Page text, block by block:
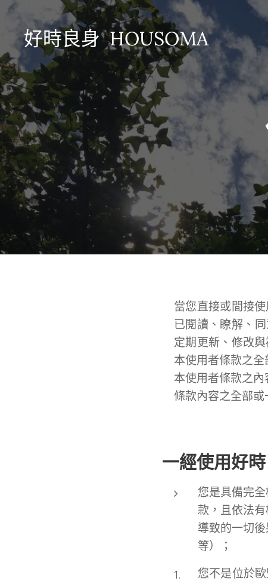
好時良身 HOUSOMA
當您直接或間接使
已閱讀、瞭解、
定期更新、修改
本使用者條款之
本使用者條款之
條款內容之全部
一經使用好
您是具備完
款，且依法
導致的一切
等）；
您不是位於